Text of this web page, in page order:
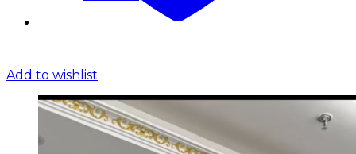
Add to wishlist